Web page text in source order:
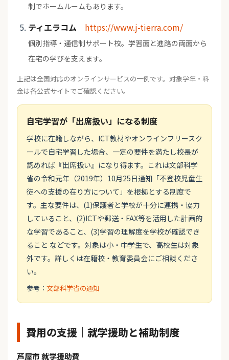
制でホームルームもあります。
ティエラコム https://www.j-tierra.com/
個別指導・通信制サポート校。学習面と進路の両面から
在宅の学びを支えます。
上記は全国対応のオンラインサービスの一例です。対象学年・料
金は各公式サイトでご確認ください。
自宅学習が「出席扱い」になる制度
学校に在籍しながら、ICT教材やオンラインフリースク
ールで自宅学習した場合、一定の要件を満たし校長が
認めれば『出席扱い』になり得ます。これは文部科学
省の令和元年（2019年）10月25日通知「不登校児童生
徒への支援の在り方について」を根拠とする制度で
す。主な要件は、(1)保護者と学校が十分に連携・協力
していること、(2)ICTや郵送・FAX等を活用した計画的
な学習であること、(3)学習の理解度を学校が確認でき
ること などです。対象は小・中学生で、高校生は対象
外です。詳しくは在籍校・教育委員会にご相談くださ
い。
参考： 文部科学省の通知
費用の支援｜就学援助と補助制度
芦屋市 就学援助費